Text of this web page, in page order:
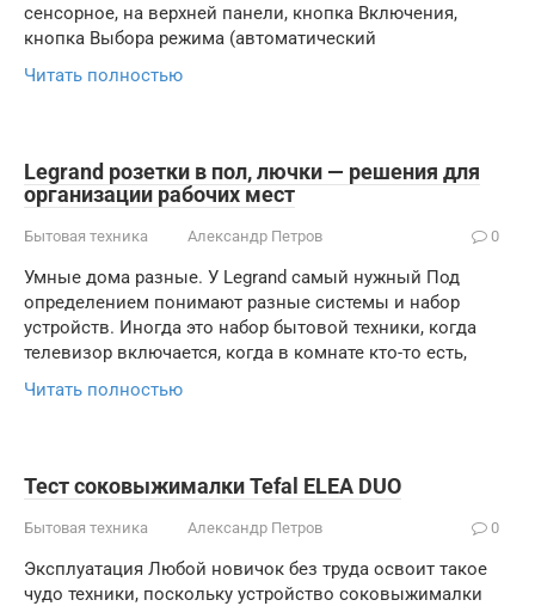
сенсорное, на верхней панели, кнопка Включения,
кнопка Выбора режима (автоматический
Читать полностью
Legrand розетки в пол, лючки — решения для
организации рабочих мест
Бытовая техника Александр Петров 0
Умные дома разные. У Legrand самый нужный Под
определением понимают разные системы и набор
устройств. Иногда это набор бытовой техники, когда
телевизор включается, когда в комнате кто-то есть,
Читать полностью
Тест соковыжималки Tefal ELEA DUO
Бытовая техника Александр Петров 0
Эксплуатация Любой новичок без труда освоит такое
чудо техники, поскольку устройство соковыжималки